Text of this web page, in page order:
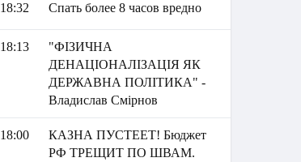
18:32 Спать более 8 часов вредно
18:13
"ФІЗИЧНА
ДЕНАЦІОНАЛІЗАЦІЯ ЯК
ДЕРЖАВНА ПОЛІТИКА" -
Владислав Смірнов
18:00
КАЗНА ПУСТЕЕТ! Бюджет
РФ ТРЕЩИТ ПО ШВАМ.